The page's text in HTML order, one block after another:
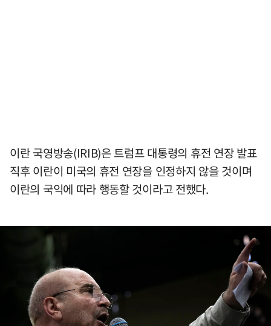
이란 국영방송(IRIB)은 트럼프 대통령의 휴전 연장 발표
직후 이란이 미국의 휴전 연장을 인정하지 않을 것이며
이란의 국익에 따라 행동할 것이라고 전했다.